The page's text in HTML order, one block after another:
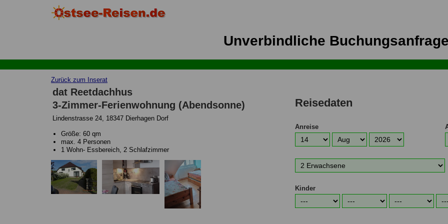
Unverbindliche Buchungsanfrage
Zurück zum Inserat
dat Reetdachhus
3-Zimmer-Ferienwohnung (Abendsonne)
Lindenstrasse 24, 18347 Dierhagen Dorf
Größe: 60 qm
max. 4 Personen
1 Wohn- Essbereich, 2 Schlafzimmer
Reisedaten
Anreise
Erwachsene
Kinder